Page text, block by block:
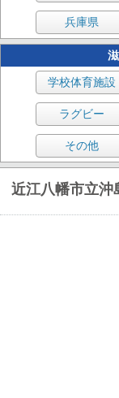
兵庫県
学校体育施設
ラグビー
その他
近江八幡市立沖